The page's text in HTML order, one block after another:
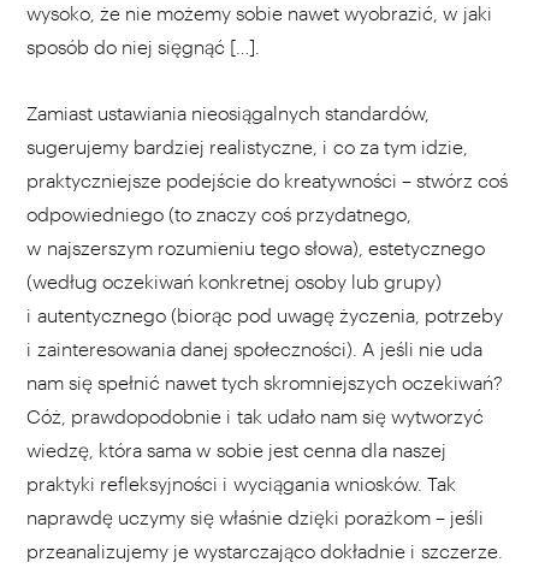
wysoko, że nie możemy sobie nawet wyobrazić, w jaki
sposób do niej sięgnąć […].
Zamiast ustawiania nieosiągalnych standardów,
sugerujemy bardziej realistyczne, i co za tym idzie,
praktyczniejsze podejście do kreatywności – stwórz coś
odpowiedniego (to znaczy coś przydatnego,
w najszerszym rozumieniu tego słowa), estetycznego
(według oczekiwań konkretnej osoby lub grupy)
i autentycznego (biorąc pod uwagę życzenia, potrzeby
i zainteresowania danej społeczności). A jeśli nie uda
nam się spełnić nawet tych skromniejszych oczekiwań?
Cóż, prawdopodobnie i tak udało nam się wytworzyć
wiedzę, która sama w sobie jest cenna dla naszej
praktyki refleksyjności i wyciągania wniosków. Tak
naprawdę uczymy się właśnie dzięki porażkom – jeśli
przeanalizujemy je wystarczająco dokładnie i szczerze.